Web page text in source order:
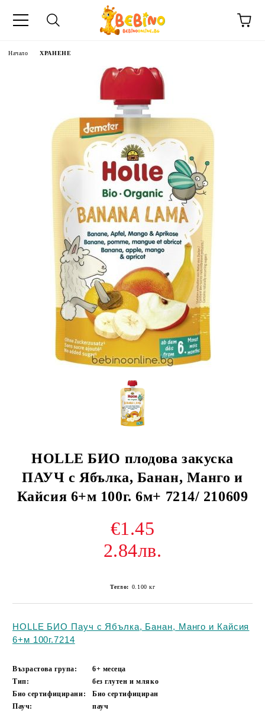
Начало ХРАНЕНЕ
HOLLE БИО плодова закуска
ПАУЧ с Ябълка, Банан, Манго и
Кайсия 6+м 100г. 6м+ 7214/ 210609
€1.45
2.84лв.
Тегло: 0.100 кг
HOLLE БИО Пауч с Ябълка, Банан, Манго и Кайсия
6+м 100г.7214
Възрастова група:
6+ месеца
Тип:
без глутен и мляко
Био сертифицирани:
Био сертифициран
Пауч:
пауч